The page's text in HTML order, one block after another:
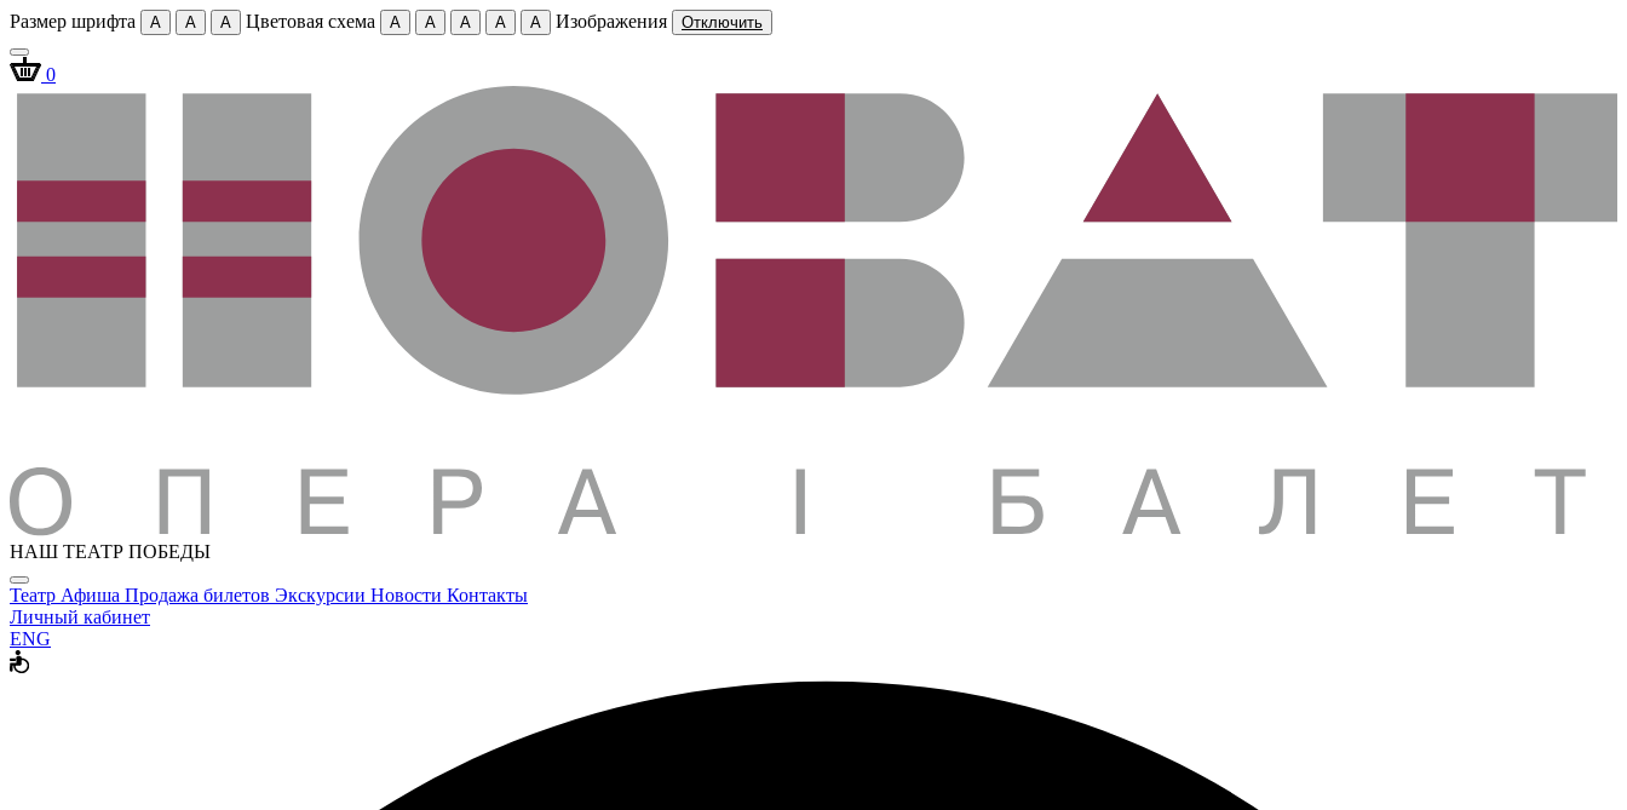
Размер шрифта A A A Цветовая схема A A A A A Изображения Отключить
0
НАШ ТЕАТР ПОБЕДЫ
Театр Афиша Продажа билетов Экскурсии Новости Контакты
Личный кабинет
ENG